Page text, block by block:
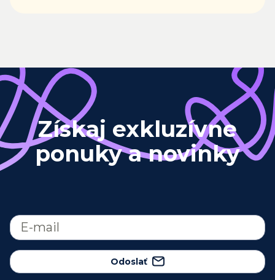
Získaj exkluzívne
ponuky a novinky
Odoslať